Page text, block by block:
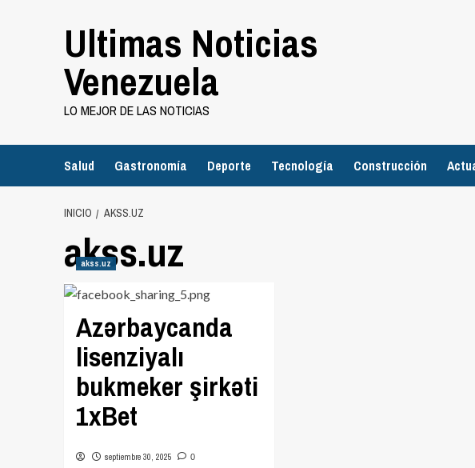
Ultimas Noticias
Venezuela
LO MEJOR DE LAS NOTICIAS
Salud Gastronomía Deporte Tecnología Construcción
INICIO AKSS.UZ
akss.uz
akss.uz
Azərbaycanda
lisenziyalı
bukmeker şirkəti
1xBet
septiembre 30, 2025 0